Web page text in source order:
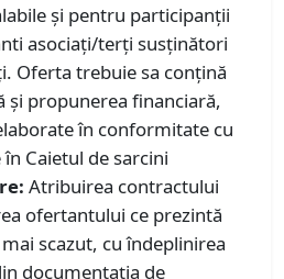
și pentru participanții
asociați/terţi susţinători
Oferta trebuie sa conțină
și propunerea financiară,
în conformitate cu
Caietul de sarcini
Atribuirea contractului
ofertantului ce prezintă
scazut, cu îndeplinirea
documentația de